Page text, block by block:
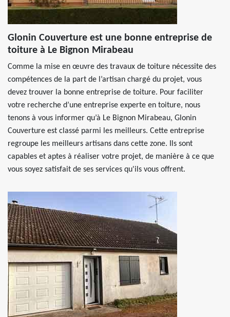
Glonin Couverture est une bonne entreprise de
toiture à Le Bignon Mirabeau
Comme la mise en œuvre des travaux de toiture nécessite des
compétences de la part de l’artisan chargé du projet, vous
devez trouver la bonne entreprise de toiture. Pour faciliter
votre recherche d’une entreprise experte en toiture, nous
tenons à vous informer qu’à Le Bignon Mirabeau, Glonin
Couverture est classé parmi les meilleurs. Cette entreprise
regroupe les meilleurs artisans dans cette zone. Ils sont
capables et aptes à réaliser votre projet, de manière à ce que
vous soyez satisfait de ses services qu'ils vous offrent.